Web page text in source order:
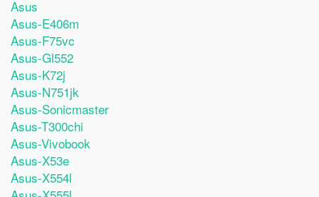
Asus
Asus-E406m
Asus-F75vc
Asus-Gl552
Asus-K72j
Asus-N751jk
Asus-Sonicmaster
Asus-T300chi
Asus-Vivobook
Asus-X53e
Asus-X554l